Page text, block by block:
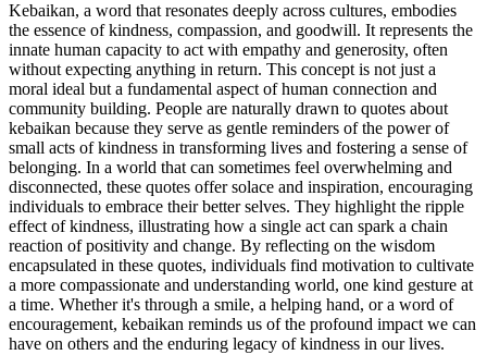
Kebaikan, a word that resonates deeply across cultures, embodies
the essence of kindness, compassion, and goodwill. It represents the
innate human capacity to act with empathy and generosity, often
without expecting anything in return. This concept is not just a
moral ideal but a fundamental aspect of human connection and
community building. People are naturally drawn to quotes about
kebaikan because they serve as gentle reminders of the power of
small acts of kindness in transforming lives and fostering a sense of
belonging. In a world that can sometimes feel overwhelming and
disconnected, these quotes offer solace and inspiration, encouraging
individuals to embrace their better selves. They highlight the ripple
effect of kindness, illustrating how a single act can spark a chain
reaction of positivity and change. By reflecting on the wisdom
encapsulated in these quotes, individuals find motivation to cultivate
a more compassionate and understanding world, one kind gesture at
a time. Whether it's through a smile, a helping hand, or a word of
encouragement, kebaikan reminds us of the profound impact we can
have on others and the enduring legacy of kindness in our lives.